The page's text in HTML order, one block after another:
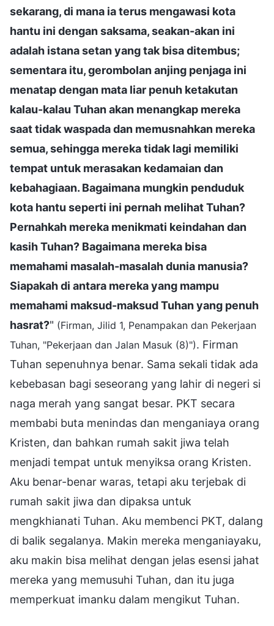
sekarang, di mana ia terus mengawasi kota
hantu ini dengan saksama, seakan-akan ini
adalah istana setan yang tak bisa ditembus;
sementara itu, gerombolan anjing penjaga ini
menatap dengan mata liar penuh ketakutan
kalau-kalau Tuhan akan menangkap mereka
saat tidak waspada dan memusnahkan mereka
semua, sehingga mereka tidak lagi memiliki
tempat untuk merasakan kedamaian dan
kebahagiaan. Bagaimana mungkin penduduk
kota hantu seperti ini pernah melihat Tuhan?
Pernahkah mereka menikmati keindahan dan
kasih Tuhan? Bagaimana mereka bisa
memahami masalah-masalah dunia manusia?
Siapakah di antara mereka yang mampu
memahami maksud-maksud Tuhan yang penuh
hasrat?" (Firman, Jilid 1, Penampakan dan Pekerjaan
Tuhan, "Pekerjaan dan Jalan Masuk (8)"). Firman
Tuhan sepenuhnya benar. Sama sekali tidak ada
kebebasan bagi seseorang yang lahir di negeri si
naga merah yang sangat besar. PKT secara
membabi buta menindas dan menganiaya orang
Kristen, dan bahkan rumah sakit jiwa telah
menjadi tempat untuk menyiksa orang Kristen.
Aku benar-benar waras, tetapi aku terjebak di
rumah sakit jiwa dan dipaksa untuk
mengkhianati Tuhan. Aku membenci PKT, dalang
di balik segalanya. Makin mereka menganiayaku,
aku makin bisa melihat dengan jelas esensi jahat
mereka yang memusuhi Tuhan, dan itu juga
memperkuat imanku dalam mengikut Tuhan.